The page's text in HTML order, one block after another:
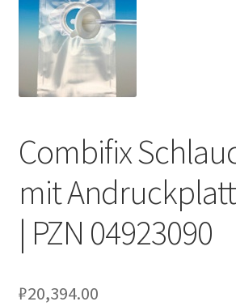
Корзина
Мой аккаунт
Оформление заказа
Подтверждение заказа
Скидки
Combifix
mit
| PZN 04923090
₽20,394.00